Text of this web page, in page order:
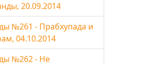
20.09.2014
№261 - Прабхупада и
04.10.2014
№262 - Не